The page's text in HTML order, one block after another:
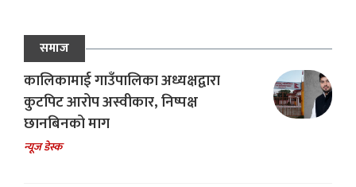
समाज
कालिकामाई गाउँपालिका अध्यक्षद्वारा
कुटपिट आरोप अस्वीकार, निष्पक्ष
छानबिनको माग
न्यूज डेस्क